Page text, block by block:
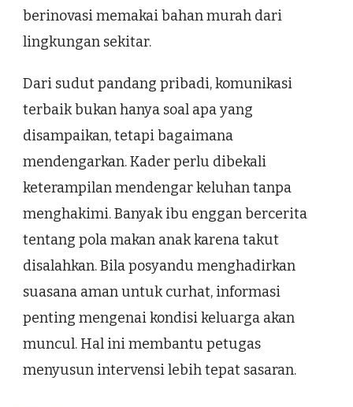
berinovasi memakai bahan murah dari
lingkungan sekitar.
Dari sudut pandang pribadi, komunikasi
terbaik bukan hanya soal apa yang
disampaikan, tetapi bagaimana
mendengarkan. Kader perlu dibekali
keterampilan mendengar keluhan tanpa
menghakimi. Banyak ibu enggan bercerita
tentang pola makan anak karena takut
disalahkan. Bila posyandu menghadirkan
suasana aman untuk curhat, informasi
penting mengenai kondisi keluarga akan
muncul. Hal ini membantu petugas
menyusun intervensi lebih tepat sasaran.